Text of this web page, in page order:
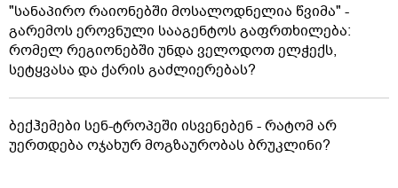
"სანაპირო რაიონებში მოსალოდნელია წვიმა" -
გარემოს ეროვნული სააგენტოს გაფრთხილება:
რომელ რეგიონებში უნდა ველოდოთ ელჭექს,
სეტყვასა და ქარის გაძლიერებას?
ბექჰემები სენ-ტროპეში ისვენებენ - რატომ არ
უერთდება ოჯახურ მოგზაურობას ბრუკლინი?